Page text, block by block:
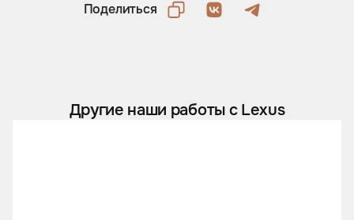
Поделиться
Другие наши работы с Lexus